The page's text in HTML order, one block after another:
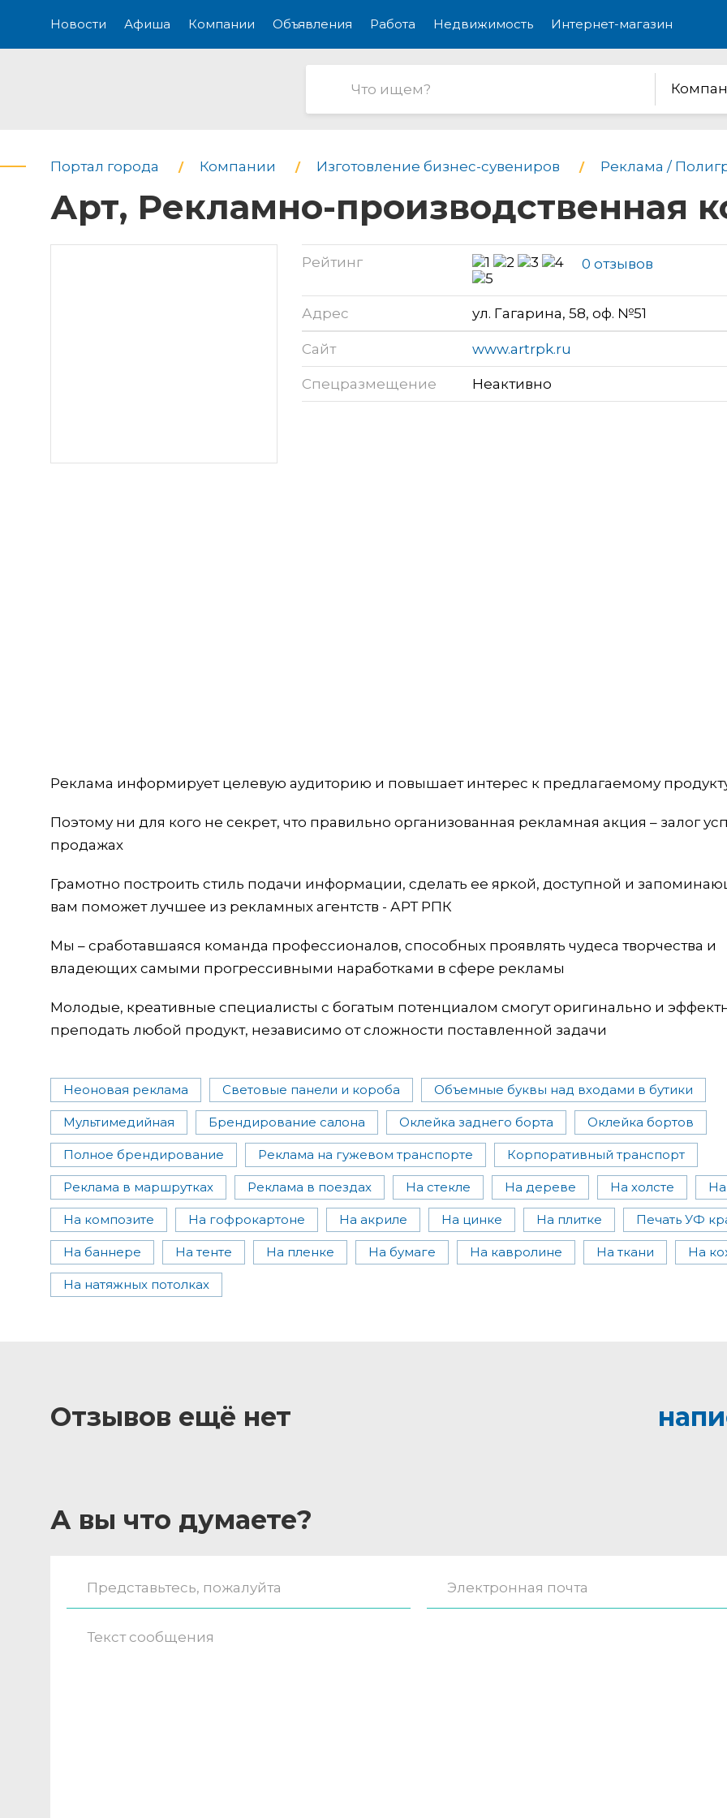
Новости Афиша Компании Объявления Работа Недвижимость Интернет-магазин
Портал города Компании Изготовление бизнес-сувениров Реклама /
Арт, Рекламно-производственная
Рейтинг 0 отзывов
Адрес ул. Гагарина, 58, оф. №51
Сайт www.artrpk.ru
Спецразмещение Неактивно
Реклама информирует целевую аудиторию и повышает интерес к предлагаемому
Поэтому ни для кого не секрет, что правильно организованная рекламная акция – залог
продажах
Грамотно построить стиль подачи информации, сделать ее яркой, доступной и
вам поможет лучшее из рекламных агентств - АРТ РПК
Мы – сработавшаяся команда профессионалов, способных проявлять чудеса творчества и
владеющих самыми прогрессивными наработками в сфере рекламы
Молодые, креативные специалисты с богатым потенциалом смогут оригинально и
преподать любой продукт, независимо от сложности поставленной задачи
Неоновая реклама Световые панели и короба Объемные буквы над входами в бутики
Мультимедийная Брендирование салона Оклейка заднего борта Оклейка бортов
Полное брендирование Реклама на гужевом транспорте Корпоративный транспорт
Реклама в маршрутках Реклама в поездах На стекле На дереве На холсте
На композите На гофрокартоне На акриле На цинке На плитке Печать УФ
На баннере На тенте На пленке На бумаге На кавролине На ткани На
На натяжных потолках
Отзывов ещё нет
А вы что думаете?